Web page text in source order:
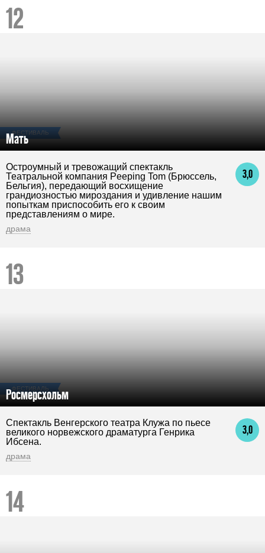
ФЕСТИВАЛЬ
Мать
3,0
Остроумный и тревожащий спектакль
Театральной компания Peeping Tom (Брюссель,
Бельгия), передающий восхищение
грандиозностью мироздания и удивление нашим
попыткам приспособить его к своим
представлениям о мире.
драма
ФЕСТИВАЛЬ
Росмерсхольм
3,0
Спектакль Венгерского театра Клужа по пьесе
великого норвежского драматурга Генрика
Ибсена.
драма